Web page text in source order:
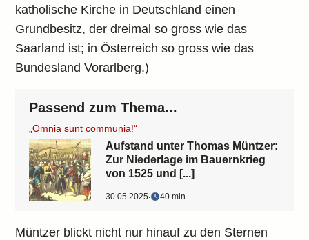
katholische Kirche in Deutschland einen
Grundbesitz, der dreimal so gross wie das
Saarland ist; in Österreich so gross wie das
Bundesland Vorarlberg.)
Passend zum Thema...
„Omnia sunt communia!“
Aufstand unter Thomas Müntzer:
Zur Niederlage im Bauernkrieg
von 1525 und [...]
30.05.2025‧ 40 min.
Müntzer blickt nicht nur hinauf zu den Sternen